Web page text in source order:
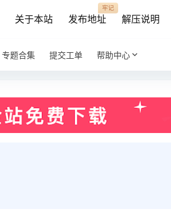
关于本站 发布地址
牢记
解压说明
专题合集 提交工单 帮助中心